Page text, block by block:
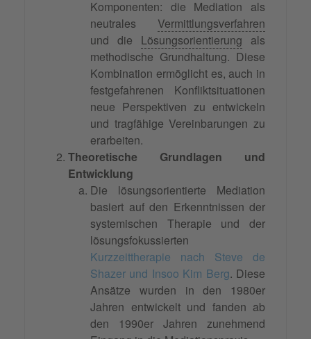
Komponenten: die Mediation als
neutrales Vermittlungsverfahren
und die Lösungsorientierung als
methodische Grundhaltung. Diese
Kombination ermöglicht es, auch in
festgefahrenen Konfliktsituationen
neue Perspektiven zu entwickeln
und tragfähige Vereinbarungen zu
erarbeiten.
Theoretische Grundlagen und
Entwicklung
Die lösungsorientierte Mediation
basiert auf den Erkenntnissen der
systemischen Therapie und der
lösungsfokussierten
Kurzzeittherapie nach Steve de
Shazer und Insoo Kim Berg. Diese
Ansätze wurden in den 1980er
Jahren entwickelt und fanden ab
den 1990er Jahren zunehmend